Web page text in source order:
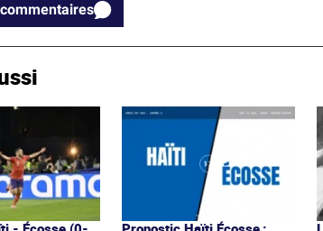
Voir les 6 commentaires